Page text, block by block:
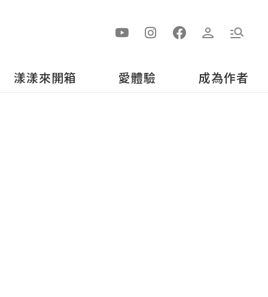
漾漾來開箱 愛體驗 成為作者